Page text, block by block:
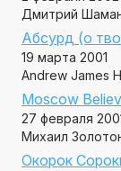
Дмитрий
Абсурд (о
19 марта 2001
Andrew James
Moscow
27 февраля
Михаил
Окорок